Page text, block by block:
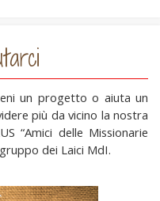
un progetto o aiuta un
più da vicino la nostra
“Amici delle Missionarie
dei Laici MdI.